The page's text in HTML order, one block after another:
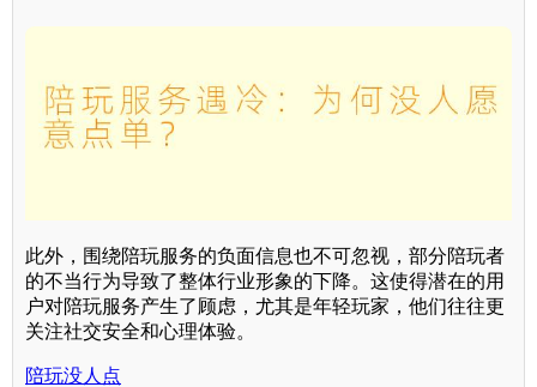
此外，围绕陪玩服务的负面信息也不可忽视，部分陪玩者
的不当行为导致了整体行业形象的下降。这使得潜在的用
户对陪玩服务产生了顾虑，尤其是年轻玩家，他们往往更
关注社交安全和心理体验。
陪玩没人点